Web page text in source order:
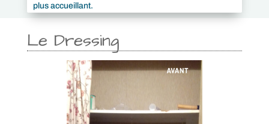
plus accueillant.
Le Dressing